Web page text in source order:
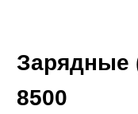
Зарядные
8500